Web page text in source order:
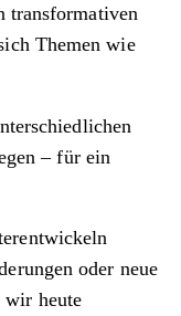
transformativen
Themen wie
– für ein
oder neue
wir heute